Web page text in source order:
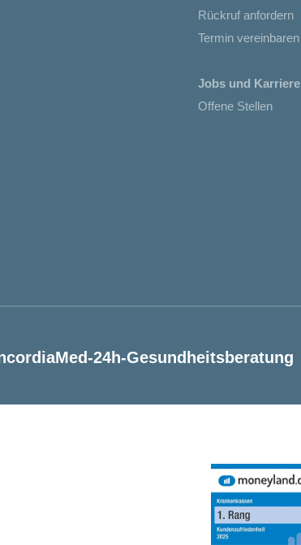
Rückruf anfordern
Termin vereinbaren
Jobs und Karriere
Offene Stellen
24h-Gesundheitsberatung